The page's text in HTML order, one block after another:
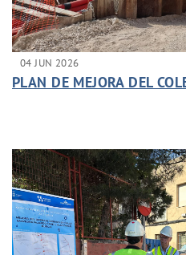
04 JUN 2026
PLAN DE MEJORA DEL